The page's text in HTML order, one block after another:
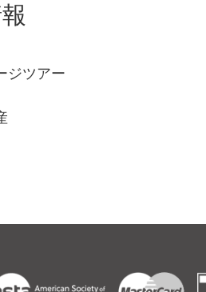
ジツアー